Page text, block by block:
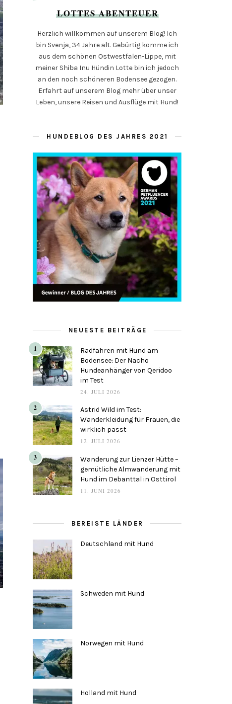
LOTTES ABENTEUER
Herzlich willkommen auf unserem Blog! Ich
bin Svenja, 34 Jahre alt. Gebürtig komme ich
aus dem schönen Ostwestfalen-Lippe, mit
meiner Shiba Inu Hündin Lotte bin ich jedoch
an den noch schöneren Bodensee gezogen.
Erfahrt auf unserem Blog mehr über unser
Leben, unsere Reisen und Ausflüge mit Hund!
HUNDEBLOG DES JAHRES 2021
NEUESTE BEITRÄGE
1
Radfahren mit Hund am
Bodensee: Der Nacho
Hundeanhänger von Qeridoo
im Test
24. JULI 2026
2
Astrid Wild im Test:
Wanderkleidung für Frauen, die
wirklich passt
12. JULI 2026
3
Wanderung zur Lienzer Hütte –
gemütliche Almwanderung mit
Hund im Debanttal in Osttirol
11. JUNI 2026
BEREISTE LÄNDER
Deutschland mit Hund
Schweden mit Hund
Norwegen mit Hund
Holland mit Hund